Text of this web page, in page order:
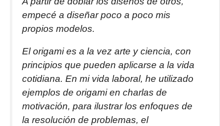
empecé a diseñar poco a poco mis
propios modelos.
El origami es a la vez arte y ciencia, con
principios que pueden aplicarse a la vida
cotidiana. En mi vida laboral, he utilizado
ejemplos de origami en charlas de
motivación, para ilustrar los enfoques de
la resolución de problemas, el